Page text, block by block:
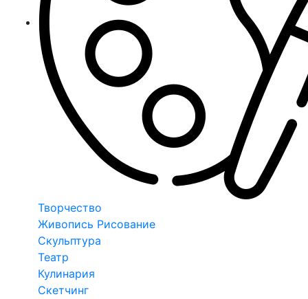
Творчество
Живопись Рисование
Скульптура
Театр
Кулинария
Скетчинг